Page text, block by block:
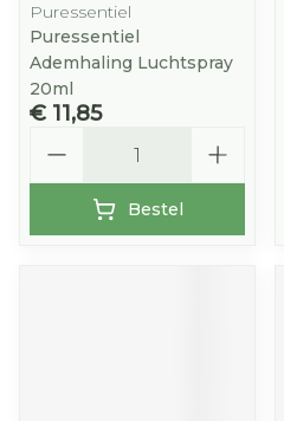
Puressentiel
Puressentiel
Ademhaling Luchtspray
20ml
€ 11,85
Bestel